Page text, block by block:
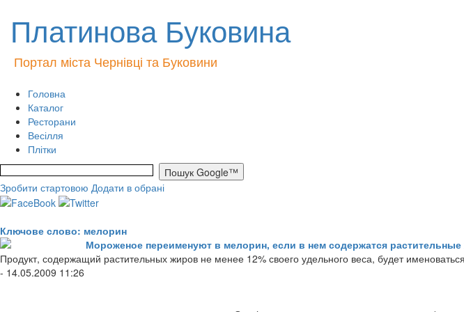
Платинова Буковина
Портал міста Чернівці та Буковини
Головна
Каталог
Ресторани
Весілля
Плітки
Зробити стартовою Додати в обрані
Ключове слово: мелорин
Мороженое переименуют в мелорин, если в нем содержатся
Продукт, содержащий растительных жиров не менее 12% своего удельного веса, будет
- 14.05.2009 11:26